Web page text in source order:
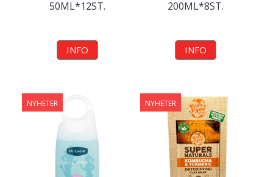
50ML*12ST.
INFO
200ML*8ST.
INFO
NYHETER NYHETER